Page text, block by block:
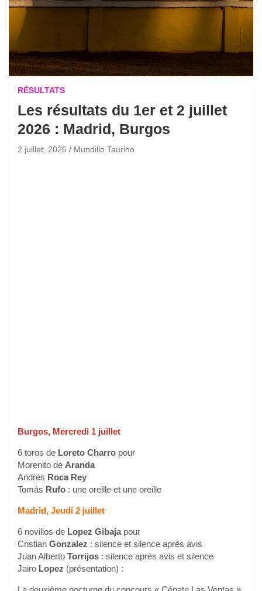
RÉSULTATS
Les résultats du 1er et 2 juillet
2026 : Madrid, Burgos
2 juillet, 2026 Mundillo Taurino
Burgos, Mercredi 1 juillet
6 toros de Loreto Charro pour
Morenito de Aranda
Andrés Roca Rey
Tomás Rufo : une oreille et une oreille
Madrid, Jeudi 2 juillet
6 novillos de Lopez Gibaja pour
Cristian Gonzalez : silence et silence après avis
Juan Alberto Torrijos : silence après avis et silence
Jairo Lopez (présentation) :